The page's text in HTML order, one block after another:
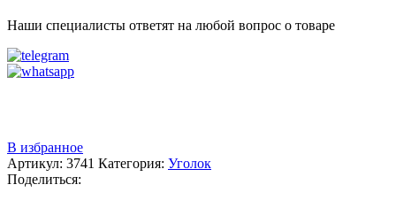
Наши специалисты ответят на любой вопрос о товаре
В избранное
Артикул: 3741 Категория: Уголок
Поделиться: